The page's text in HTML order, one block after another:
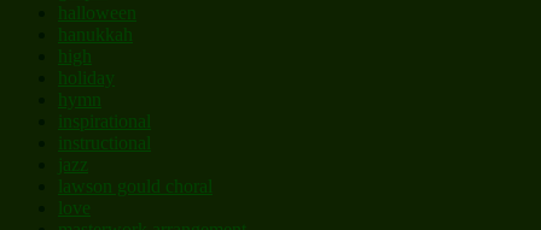
halloween
hanukkah
high
holiday
hymn
inspirational
instructional
jazz
lawson gould choral
love